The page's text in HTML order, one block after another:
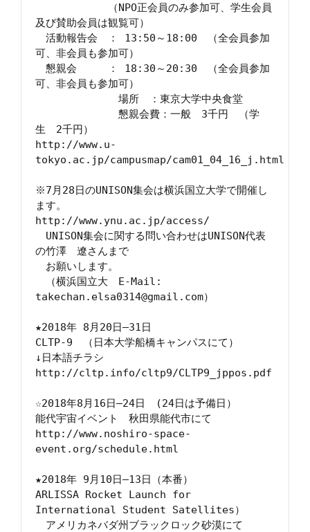
（NPO正会員のみ参加可、学生会員
及び賛助会員は観覧可）
活動報告会　： 13:50～18:00　（全会員参加
可、非会員も参加可）
懇親会　　　： 18:30～20:30　（全会員参加
可、非会員も参加可）
場所　：東京大学中央食堂
懇親会費：一般　3千円　（学
生　2千円）
http://www.u-
tokyo.ac.jp/campusmap/cam01_04_16_j.html
※7月28日のUNISON集会は横浜国立大学で開催し
ます。
http://www.ynu.ac.jp/access/
UNISON集会に関する問い合わせはUNISON代表
の竹澤　遼さんまで
お願いします。
（横浜国立大　E-Mail:
takechan.elsa0314@gmail.com）
★2018年 8月20日―31日
CLTP-9　（日本大学船橋キャンパスにて）
↓日本語チラシ
http://cltp.info/cltp9/CLTP9_jppos.pdf
☆2018年8月16日―24日　(24日は予備日）
能代宇宙イベント　秋田県能代市にて
http://www.noshiro-space-
event.org/schedule.html
★2018年 9月10日―13日（本番）
ARLISSA Rocket Launch for
International Student Satellites）
アメリカネバダ州ブラックロック砂漠にて